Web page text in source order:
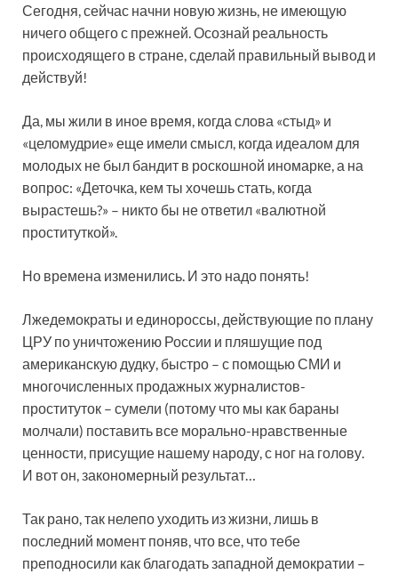
Сегодня, сейчас начни новую жизнь, не имеющую
ничего общего с прежней. Осознай реальность
происходящего в стране, сделай правильный вывод и
действуй!
Да, мы жили в иное время, когда слова «стыд» и
«целомудрие» еще имели смысл, когда идеалом для
молодых не был бандит в роскошной иномарке, а на
вопрос: «Деточка, кем ты хочешь стать, когда
вырастешь?» – никто бы не ответил «валютной
проституткой».
Но времена изменились. И это надо понять!
Лжедемократы и единороссы, действующие по плану
ЦРУ по уничтожению России и пляшущие под
американскую дудку, быстро – с помощью СМИ и
многочисленных продажных журналистов-
проституток – сумели (потому что мы как бараны
молчали) поставить все морально-нравственные
ценности, присущие нашему народу, с ног на голову.
И вот он, закономерный результат…
Так рано, так нелепо уходить из жизни, лишь в
последний момент поняв, что все, что тебе
преподносили как благодать западной демократии –